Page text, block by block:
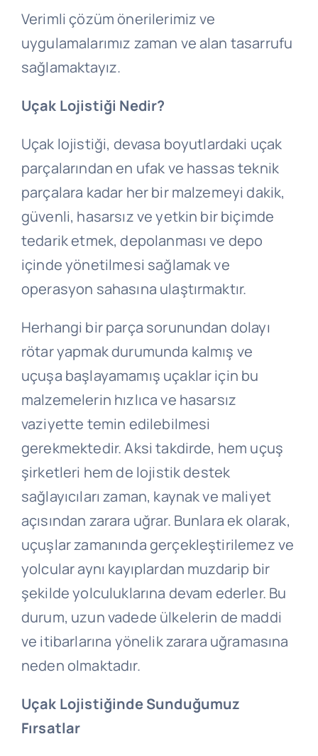
Verimli çözüm önerilerimiz ve
uygulamalarımız zaman ve alan tasarrufu
sağlamaktayız.
Uçak Lojistiği Nedir?
Uçak lojistiği, devasa boyutlardaki uçak
parçalarından en ufak ve hassas teknik
parçalara kadar her bir malzemeyi dakik,
güvenli, hasarsız ve yetkin bir biçimde
tedarik etmek, depolanması ve depo
içinde yönetilmesi sağlamak ve
operasyon sahasına ulaştırmaktır.
Herhangi bir parça sorunundan dolayı
rötar yapmak durumunda kalmış ve
uçuşa başlayamamış uçaklar için bu
malzemelerin hızlıca ve hasarsız
vaziyette temin edilebilmesi
gerekmektedir. Aksi takdirde, hem uçuş
şirketleri hem de lojistik destek
sağlayıcıları zaman, kaynak ve maliyet
açısından zarara uğrar. Bunlara ek olarak,
uçuşlar zamanında gerçekleştirilemez ve
yolcular aynı kayıplardan muzdarip bir
şekilde yolculuklarına devam ederler. Bu
durum, uzun vadede ülkelerin de maddi
ve itibarlarına yönelik zarara uğramasına
neden olmaktadır.
Uçak Lojistiğinde Sunduğumuz
Fırsatlar